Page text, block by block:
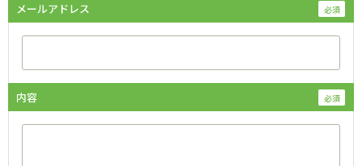
メールアドレス
内容